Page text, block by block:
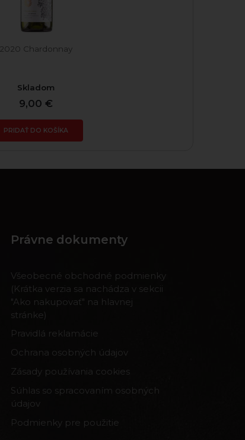
2020 Chardonnay
Skladom
9,00 €
PRIDAŤ DO KOŠÍKA
Právne dokumenty
Všeobecné obchodné podmienky
(Krátka verzia sa nachádza v sekcii
"Ako nakupovať" na hlavnej
stránke)
Pravidlá reklamácie
Ochrana osobných údajov
Zásady používania cookies
Súhlas so spracovaním osobných
údajov
Podmienky pre použitie